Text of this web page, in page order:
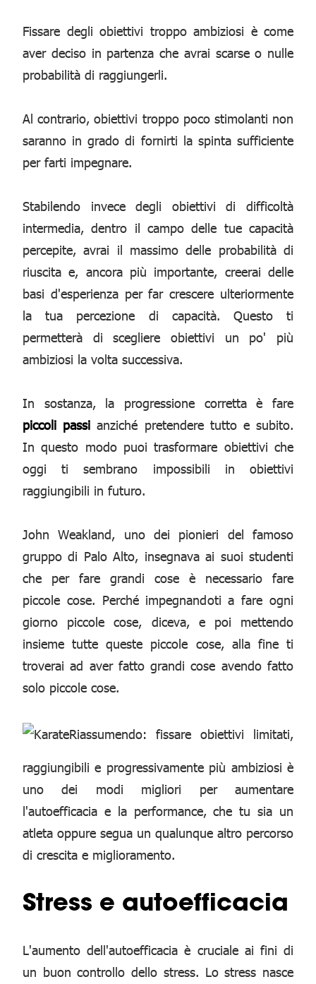
Fissare degli obiettivi troppo ambiziosi è come
aver deciso in partenza che avrai scarse o nulle
probabilità di raggiungerli.
Al contrario, obiettivi troppo poco stimolanti non
saranno in grado di fornirti la spinta sufficiente
per farti impegnare.
Stabilendo invece degli obiettivi di difficoltà
intermedia, dentro il campo delle tue capacità
percepite, avrai il massimo delle probabilità di
riuscita e, ancora più importante, creerai delle
basi d'esperienza per far crescere ulteriormente
la tua percezione di capacità. Questo ti
permetterà di scegliere obiettivi un po' più
ambiziosi la volta successiva.
In sostanza, la progressione corretta è fare
piccoli passi anziché pretendere tutto e subito.
In questo modo puoi trasformare obiettivi che
oggi ti sembrano impossibili in obiettivi
raggiungibili in futuro.
John Weakland, uno dei pionieri del famoso
gruppo di Palo Alto, insegnava ai suoi studenti
che per fare grandi cose è necessario fare
piccole cose. Perché impegnandoti a fare ogni
giorno piccole cose, diceva, e poi mettendo
insieme tutte queste piccole cose, alla fine ti
troverai ad aver fatto grandi cose avendo fatto
solo piccole cose.
Riassumendo: fissare obiettivi limitati,
raggiungibili e progressivamente più ambiziosi è
uno dei modi migliori per aumentare
l'autoefficacia e la performance, che tu sia un
atleta oppure segua un qualunque altro percorso
di crescita e miglioramento.
Stress e autoefficacia
L'aumento dell'autoefficacia è cruciale ai fini di
un buon controllo dello stress. Lo stress nasce